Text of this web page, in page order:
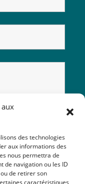
des technologies
aux informations des
nous permettra de
de navigation ou les ID
de retirer son
caractéristiques